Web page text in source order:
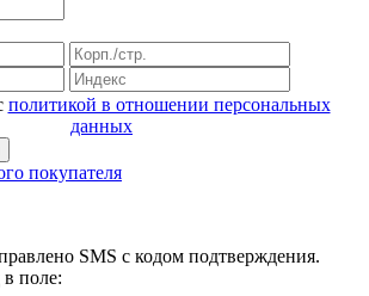
политикой в отношении персональных
данных
покупателя
SMS с кодом подтверждения.
поле: